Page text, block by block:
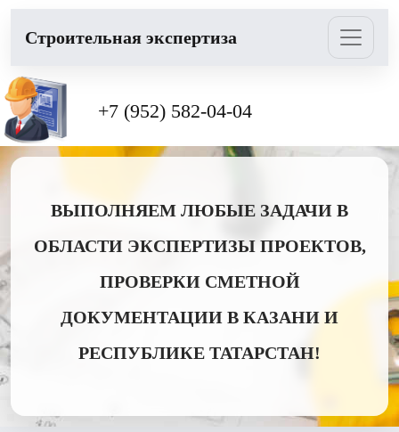
Cтроительная экспертиза
+7 (952) 582-04-04
ВЫПОЛНЯЕМ ЛЮБЫЕ ЗАДАЧИ В
ОБЛАСТИ ЭКСПЕРТИЗЫ ПРОЕКТОВ,
ПРОВЕРКИ СМЕТНОЙ
ДОКУМЕНТАЦИИ В КАЗАНИ И
РЕСПУБЛИКЕ ТАТАРСТАН!